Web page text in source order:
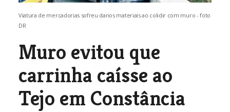
Viatura de mercadorias sofreu danos materiais ao colidir com muro - foto
DR
Muro evitou que
carrinha caísse ao
Tejo em Constância